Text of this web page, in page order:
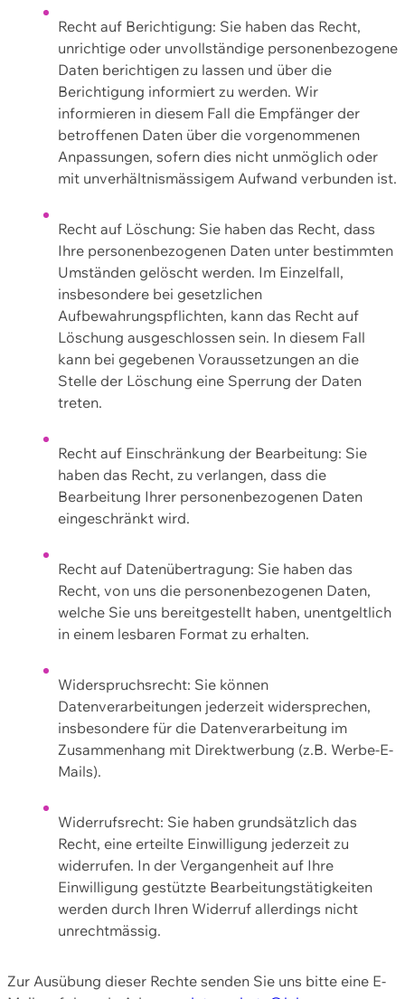
Recht auf Berichtigung: Sie haben das Recht,
unrichtige oder unvollständige personenbezogene
Daten berichtigen zu lassen und über die
Berichtigung informiert zu werden. Wir
informieren in diesem Fall die Empfänger der
betroffenen Daten über die vorgenommenen
Anpassungen, sofern dies nicht unmöglich oder
mit unverhältnismässigem Aufwand verbunden ist.
Recht auf Löschung: Sie haben das Recht, dass
Ihre personenbezogenen Daten unter bestimmten
Umständen gelöscht werden. Im Einzelfall,
insbesondere bei gesetzlichen
Aufbewahrungspflichten, kann das Recht auf
Löschung ausgeschlossen sein. In diesem Fall
kann bei gegebenen Voraussetzungen an die
Stelle der Löschung eine Sperrung der Daten
treten.
Recht auf Einschränkung der Bearbeitung: Sie
haben das Recht, zu verlangen, dass die
Bearbeitung Ihrer personenbezogenen Daten
eingeschränkt wird.
Recht auf Datenübertragung: Sie haben das
Recht, von uns die personenbezogenen Daten,
welche Sie uns bereitgestellt haben, unentgeltlich
in einem lesbaren Format zu erhalten.
Widerspruchsrecht: Sie können
Datenverarbeitungen jederzeit widersprechen,
insbesondere für die Datenverarbeitung im
Zusammenhang mit Direktwerbung (z.B. Werbe-E-
Mails).
Widerrufsrecht: Sie haben grundsätzlich das
Recht, eine erteilte Einwilligung jederzeit zu
widerrufen. In der Vergangenheit auf Ihre
Einwilligung gestützte Bearbeitungstätigkeiten
werden durch Ihren Widerruf allerdings nicht
unrechtmässig.
Zur Ausübung dieser Rechte senden Sie uns bitte eine E-